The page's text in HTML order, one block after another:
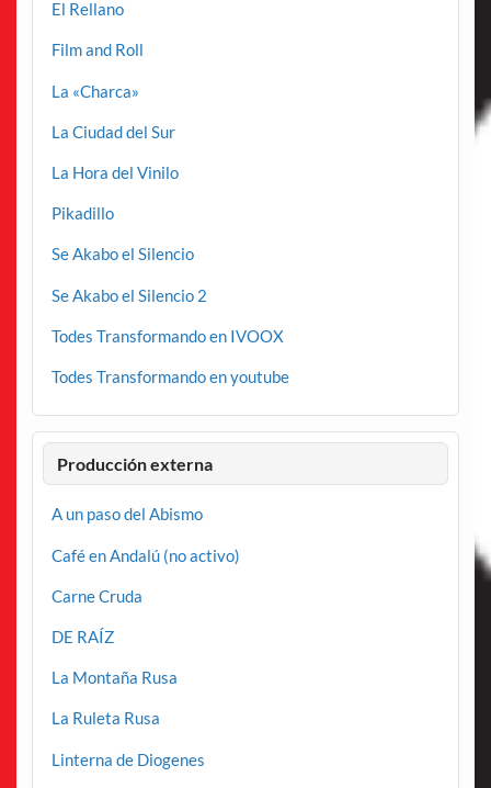
El Rellano
Film and Roll
La «Charca»
La Ciudad del Sur
La Hora del Vinilo
Pikadillo
Se Akabo el Silencio
Se Akabo el Silencio 2
Todes Transformando en IVOOX
Todes Transformando en youtube
Producción externa
A un paso del Abismo
Café en Andalú (no activo)
Carne Cruda
DE RAÍZ
La Montaña Rusa
La Ruleta Rusa
Linterna de Diogenes